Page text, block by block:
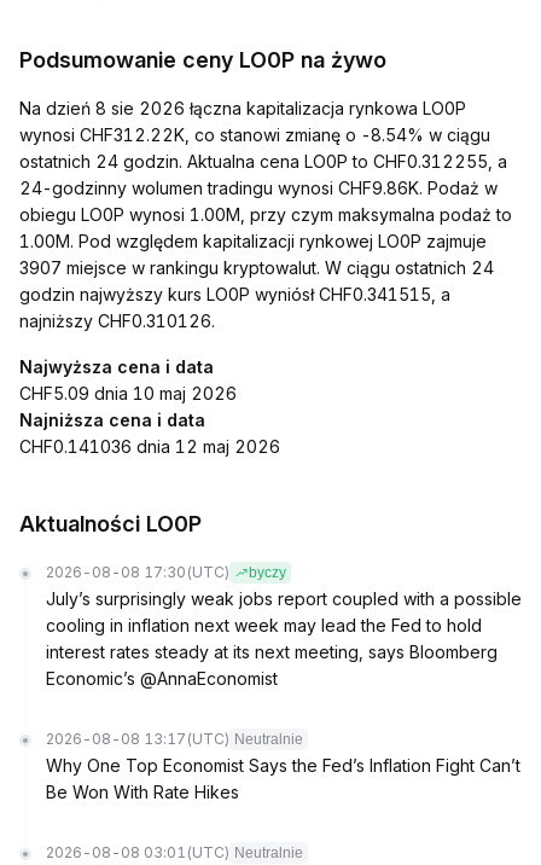
Podsumowanie ceny LO0P na żywo
Na dzień 8 sie 2026 łączna kapitalizacja rynkowa LO0P
wynosi CHF312.22K, co stanowi zmianę o -8.54% w ciągu
ostatnich 24 godzin. Aktualna cena LO0P to CHF0.312255, a
24-godzinny wolumen tradingu wynosi CHF9.86K. Podaż w
obiegu LO0P wynosi 1.00M, przy czym maksymalna podaż to
1.00M. Pod względem kapitalizacji rynkowej LO0P zajmuje
3907 miejsce w rankingu kryptowalut. W ciągu ostatnich 24
godzin najwyższy kurs LO0P wyniósł CHF0.341515, a
najniższy CHF0.310126.
Najwyższa cena i data
CHF5.09 dnia 10 maj 2026
Najniższa cena i data
CHF0.141036 dnia 12 maj 2026
Aktualności LO0P
2026-08-08 17:30 (UTC) byczy
July’s surprisingly weak jobs report coupled with a possible
cooling in inflation next week may lead the Fed to hold
interest rates steady at its next meeting, says Bloomberg
Economic’s @AnnaEconomist
2026-08-08 13:17 (UTC) Neutralnie
Why One Top Economist Says the Fed’s Inflation Fight Can’t
Be Won With Rate Hikes
2026-08-08 03:01 (UTC) Neutralnie